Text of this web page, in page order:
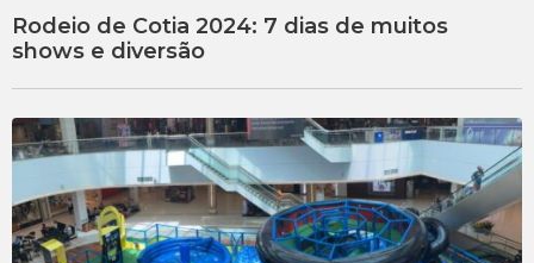
Rodeio de Cotia 2024: 7 dias de muitos
shows e diversão